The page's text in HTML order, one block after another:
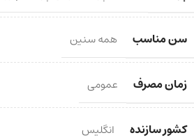
سن مناسب همه سنین
زمان مصرف عمومی
کشور سازنده انگلیس